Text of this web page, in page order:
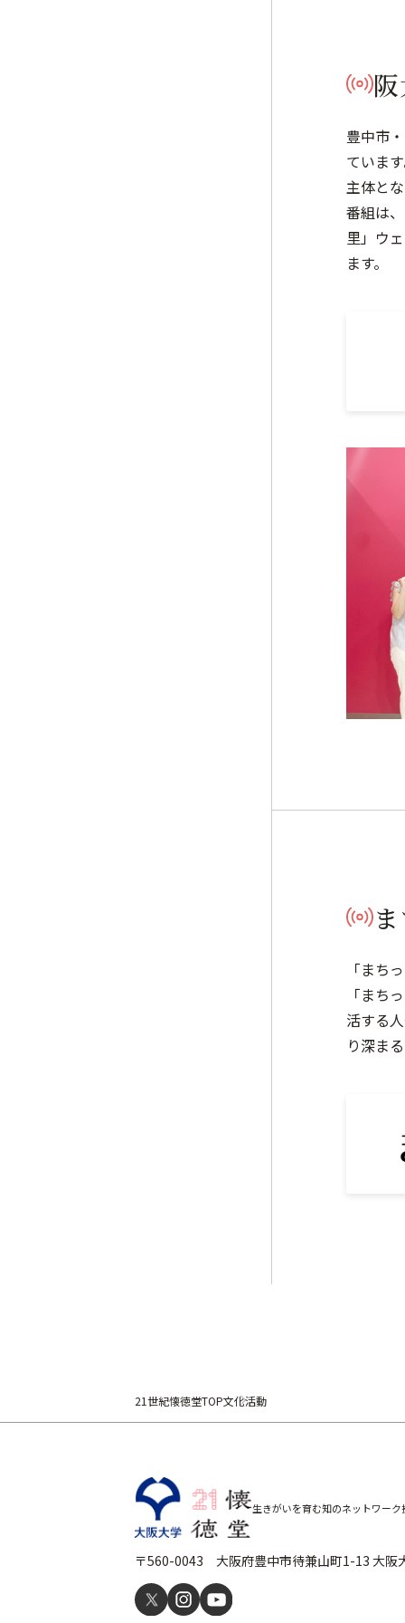
豊中市
ていま
主体と
番組は
里」ウ
ます。
「まち
「まち
活する
り深ま
21世紀懐徳堂TOP文化活動
生きがいを育む知のネットワーク
〒560-0043 大阪府豊中市待兼山町1-13 大阪